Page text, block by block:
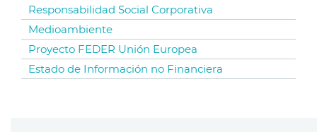
Responsabilidad Social Corporativa
Medioambiente
Proyecto FEDER Unión Europea
Estado de Información no Financiera